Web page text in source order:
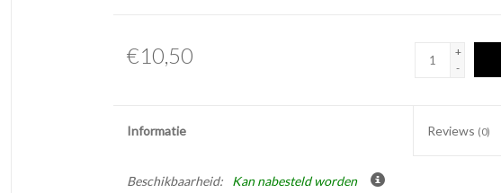
€10,50
+
-
Informatie Reviews (0)
Beschikbaarheid:
Kan nabesteld worden